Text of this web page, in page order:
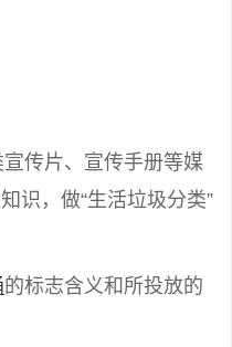
传片、宣传手册等媒
识，做“生活垃圾分类”
的标志含义和所投放的